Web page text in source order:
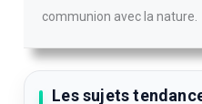
communion avec la nature.
Les sujets